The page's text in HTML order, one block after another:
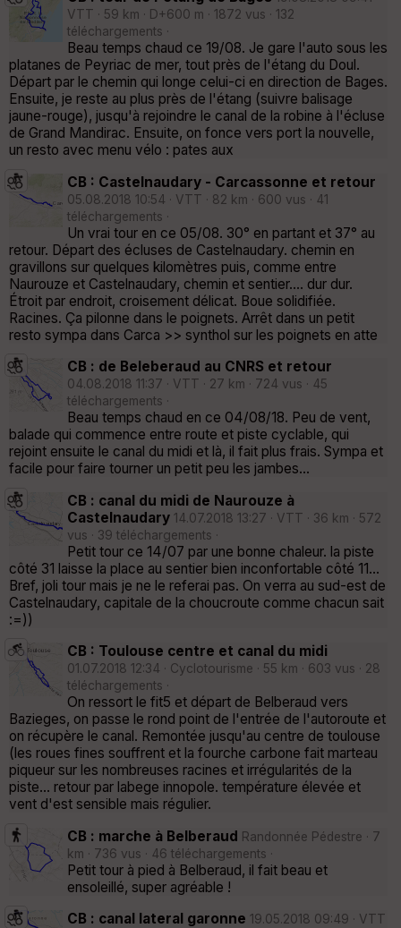
VTT · 59 km · D+600 m · 1872 vus · 132
téléchargements ·
Beau temps chaud ce 19/08. Je gare l'auto sous les
platanes de Peyriac de mer, tout près de l'étang du Doul.
Départ par le chemin qui longe celui-ci en direction de Bages.
Ensuite, je reste au plus près de l'étang (suivre balisage
jaune-rouge), jusqu'à rejoindre le canal de la robine à l'écluse
de Grand Mandirac. Ensuite, on fonce vers port la nouvelle,
un resto avec menu vélo : pates aux
CB : Castelnaudary - Carcassonne et retour
05.08.2018 10:54 · VTT · 82 km · 600 vus · 41
téléchargements ·
Un vrai tour en ce 05/08. 30° en partant et 37° au
retour. Départ des écluses de Castelnaudary. chemin en
gravillons sur quelques kilomètres puis, comme entre
Naurouze et Castelnaudary, chemin et sentier.... dur dur.
Étroit par endroit, croisement délicat. Boue solidifiée.
Racines. Ça pilonne dans le poignets. Arrêt dans un petit
resto sympa dans Carca >> synthol sur les poignets en atte
CB : de Beleberaud au CNRS et retour
04.08.2018 11:37 · VTT · 27 km · 724 vus · 45
téléchargements ·
Beau temps chaud en ce 04/08/18. Peu de vent,
balade qui commence entre route et piste cyclable, qui
rejoint ensuite le canal du midi et là, il fait plus frais. Sympa et
facile pour faire tourner un petit peu les jambes...
CB : canal du midi de Naurouze à
Castelnaudary 14.07.2018 13:27 · VTT · 36 km · 572
vus · 39 téléchargements ·
Petit tour ce 14/07 par une bonne chaleur. la piste
côté 31 laisse la place au sentier bien inconfortable côté 11...
Bref, joli tour mais je ne le referai pas. On verra au sud-est de
Castelnaudary, capitale de la choucroute comme chacun sait
:=))
CB : Toulouse centre et canal du midi
01.07.2018 12:34 · Cyclotourisme · 55 km · 603 vus · 28
téléchargements ·
On ressort le fit5 et départ de Belberaud vers
Bazieges, on passe le rond point de l'entrée de l'autoroute et
on récupère le canal. Remontée jusqu'au centre de toulouse
(les roues fines souffrent et la fourche carbone fait marteau
piqueur sur les nombreuses racines et irrégularités de la
piste... retour par labege innopole. température élevée et
vent d'est sensible mais régulier.
CB : marche à Belberaud Randonnée Pédestre · 7
km · 736 vus · 46 téléchargements ·
Petit tour à pied à Belberaud, il fait beau et
ensoleillé, super agréable !
CB : canal lateral garonne 19.05.2018 09:49 · VTT